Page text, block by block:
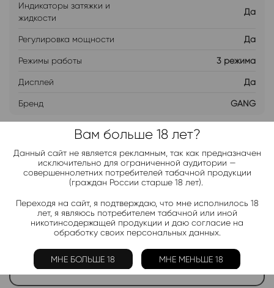
Индикаторы затяжки и
жидкости
Да
Регулировка мощности Да
Режимы работы 3 режима
Дисплей Да
Бренд GANG
Хочу дешевле
Telegram-канал 2000+
Актуальные новинки и акции каждые день!
Подписаться
Вам больше 18 лет?
Данный сайт не является рекламным, так как предназначен
исключительно для ограниченной аудитории —
совершеннолетних потребителей табачной продукции
(граждан России старше 18 лет).
Переходя на сайт, я подтверждаю, что мне исполнилось 18
лет, я являюсь потребителем табачной или иной
никотинсодержащей продукции и даю согласие на
обработку своих персональных данных.
МНЕ БОЛЬШЕ 18 МНЕ МЕНЬШЕ 18